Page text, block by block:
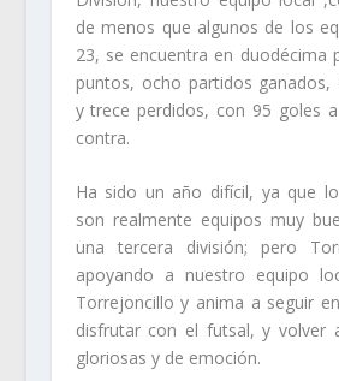
de menos que algunos de los
23, se encuentra en duodécima
puntos, ocho partidos ganados,
y trece perdidos, con 95 goles
contra.
Ha sido un año difícil, ya que
son realmente equipos muy
una tercera división; pero
apoyando a nuestro equipo
Torrejoncillo y anima a seguir
disfrutar con el futsal, y volver
gloriosas y de emoción.